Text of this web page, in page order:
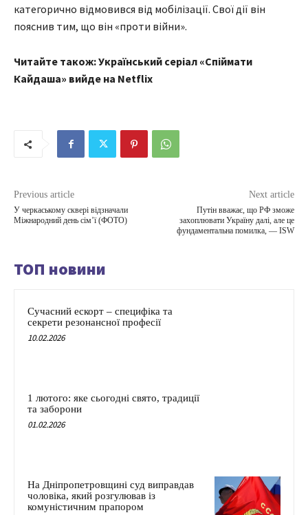
категорично відмовився від мобілізації. Свої дії він
пояснив тим, що він «проти війни».
Читайте також: Український серіал «Спіймати
Кайдаша» вийде на Netflix
Previous article
У черкаському сквері відзначали
Міжнародний день сім’ї (ФОТО)
Next article
Путін вважає, що РФ зможе
захоплювати Україну далі, але це
фундаментальна помилка, — ISW
ТОП новини
Сучасний ескорт – специфіка та
секрети резонансної професії
10.02.2026
1 лютого: яке сьогодні свято, традиції
та заборони
01.02.2026
На Дніпропетровщині суд виправдав
чоловіка, який розгулював із
комуністичним прапором